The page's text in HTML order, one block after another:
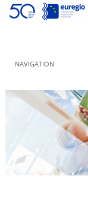
NAVIGATION